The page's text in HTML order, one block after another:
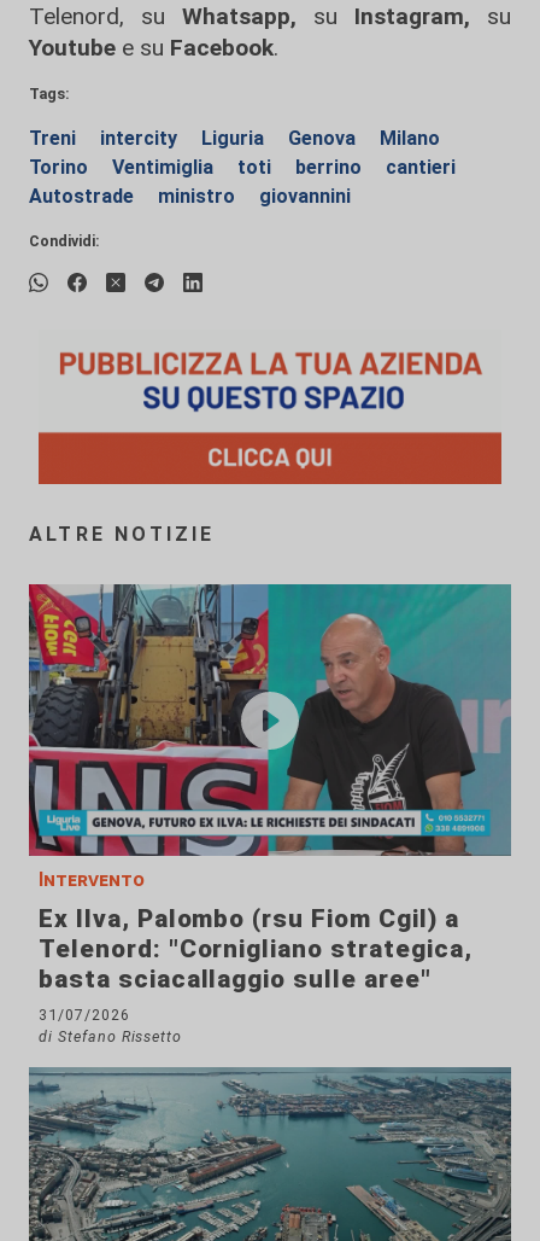
Telenord, su
Whatsapp, su Instagram, su
Youtube e su Facebook.
Tags:
Treni intercity Liguria Genova
Milano
Torino
Ventimiglia toti berrino
cantieri
Autostrade
ministro giovannini
Condividi:
ALTRE NOTIZIE
Intervento
Ex Ilva, Palombo (rsu Fiom Cgil) a
Telenord: "Cornigliano strategica,
basta sciacallaggio sulle aree"
31/07/2026
di Stefano Rissetto